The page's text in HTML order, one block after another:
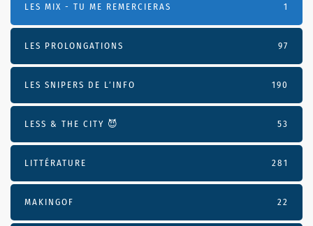
LES MIX - TU ME REMERCIERAS 1
LES PROLONGATIONS 97
LES SNIPERS DE L’INFO 190
LESS & THE CITY 😈 53
LITTÉRATURE 281
MAKINGOF 22